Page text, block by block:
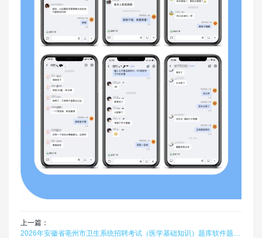
上一篇：
2026年安徽省亳州市卫生系统招聘考试（医学基础知识）题库软件题引力